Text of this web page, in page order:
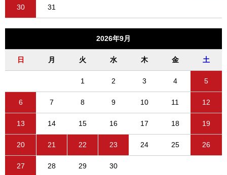
30 31
2026年9月
日 月 火 水 木 金 土
1 2 3 4 5
6 7 8 9 10 11 12
13 14 15 16 17 18 19
20 21 22 23 24 25 26
27 28 29 30